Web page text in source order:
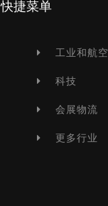
快捷菜单
工业和航空
科技
会展物流
更多行业